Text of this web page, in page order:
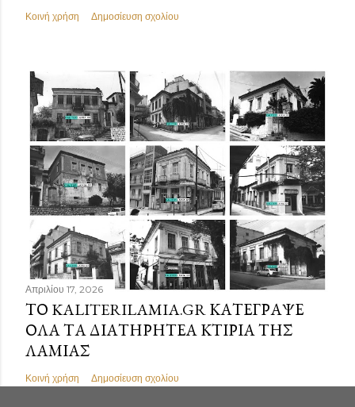
Κοινή χρήση Δημοσίευση σχολίου
Απριλίου 17, 2026
ΤΟ KALITERILAMIA.GR ΚΑΤΈΓΡΑΨΕ
ΌΛΑ ΤΑ ΔΙΑΤΗΡΗΤΈΑ ΚΤΊΡΙΑ ΤΗΣ
ΛΑΜΊΑΣ
Κοινή χρήση Δημοσίευση σχολίου